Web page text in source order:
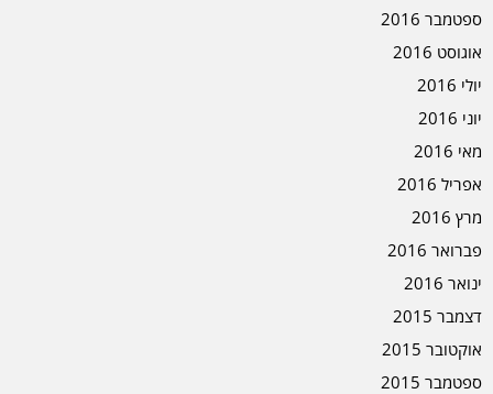
ספטמבר 2016
אוגוסט 2016
יולי 2016
יוני 2016
מאי 2016
אפריל 2016
מרץ 2016
פברואר 2016
ינואר 2016
דצמבר 2015
אוקטובר 2015
ספטמבר 2015